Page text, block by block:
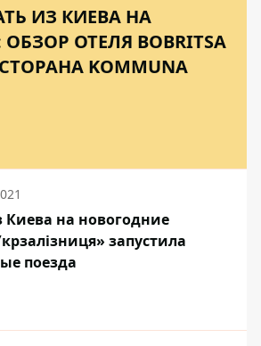
ИЗ КИЕВА НА
ОТЕЛЯ BOBRITSA
KOMMUNA
Киева на новогодние
запустила
поезда